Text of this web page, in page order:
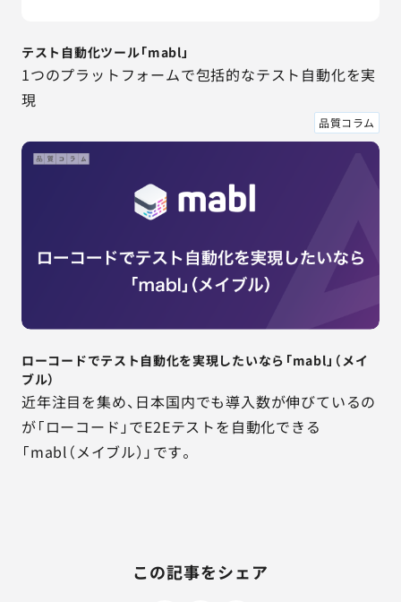
テスト自動化ツール「mabl」
1つのプラットフォームで包括的なテスト自動化を実
現
品質コラム
ローコードでテスト自動化を実現したいなら「mabl」（メイ
ブル）
近年注目を集め、日本国内でも導入数が伸びているの
が「ローコード」でE2Eテストを自動化できる
「mabl（メイブル）」です。
この記事をシェア